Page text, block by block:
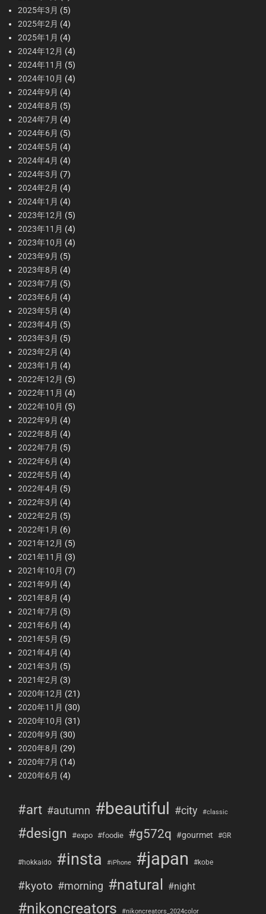
2025年3月 (5)
2025年2月 (4)
2025年1月 (4)
2024年12月 (4)
2024年11月 (5)
2024年10月 (4)
2024年9月 (4)
2024年8月 (5)
2024年7月 (4)
2024年6月 (5)
2024年5月 (4)
2024年4月 (4)
2024年3月 (7)
2024年2月 (4)
2024年1月 (4)
2023年12月 (5)
2023年11月 (4)
2023年10月 (4)
2023年9月 (5)
2023年8月 (4)
2023年7月 (5)
2023年6月 (4)
2023年5月 (4)
2023年4月 (5)
2023年3月 (5)
2023年2月 (4)
2023年1月 (4)
2022年12月 (5)
2022年11月 (4)
2022年10月 (5)
2022年9月 (4)
2022年8月 (4)
2022年7月 (5)
2022年6月 (4)
2022年5月 (4)
2022年4月 (5)
2022年3月 (4)
2022年2月 (5)
2022年1月 (6)
2021年12月 (5)
2021年11月 (3)
2021年10月 (7)
2021年9月 (4)
2021年8月 (4)
2021年7月 (5)
2021年6月 (4)
2021年5月 (5)
2021年4月 (4)
2021年3月 (5)
2021年2月 (3)
2020年12月 (21)
2020年11月 (30)
2020年10月 (31)
2020年9月 (30)
2020年8月 (29)
2020年7月 (14)
2020年6月 (4)
#art #autumn #beautiful #city #classic
#design #expo #foodie #g572q #gourmet #GR
#hokkaido #insta #iPhone #japan #kobe
#kyoto #morning #natural #night
#nikoncreators #nikoncreators_2024color